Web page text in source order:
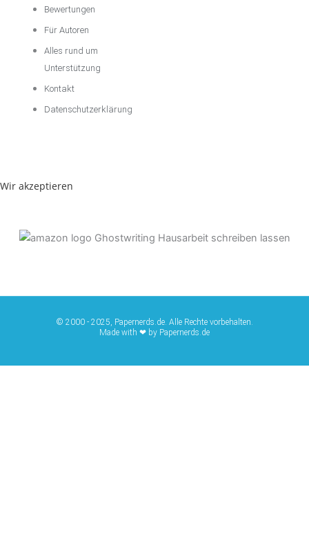
Bewertungen
Für Autoren
Alles rund um
Unterstützung
Kontakt
Datenschutzerklärung
Wir akzeptieren
© 2000 - 2025, Papernerds.de. Alle Rechte vorbehalten.
Made with ❤ by Papernerds.de